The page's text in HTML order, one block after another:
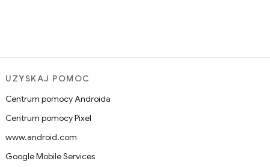
UZYSKAJ POMOC
Centrum pomocy Androida
Centrum pomocy Pixel
www.android.com
Google Mobile Services